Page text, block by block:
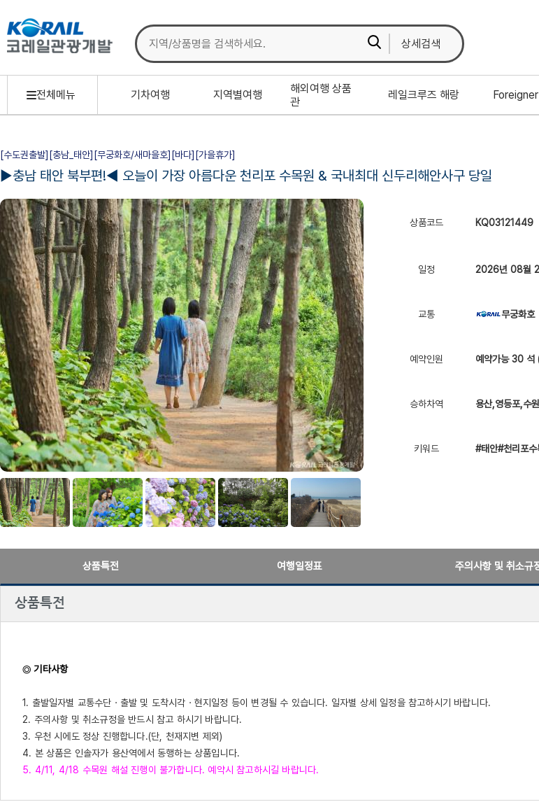
상세검색
전체메뉴 기차여행 지역별여행
해외여행 상품
관
레일크루즈 해랑
[수도권출발][충남_태안][무궁화호/새마을호][바다][가을휴가]
▶충남 태안 북부편!◀ 오늘이 가장 아름다운 천리포 수목원 & 국내최대 신두리해안사구 당일
상품코드 KQ03121449
일정 2026년 08월
교통 무궁화호
예약인원 예약가능 30 석
승하차역 용산,영등포,수
키워드 #태안#천리포
상품특전 여행일정표 주의사항 및 취소규
상품특전
◎ 기타사항
1. 출발일자별 교통수단ㆍ출발 및 도착시각ㆍ현지일정 등이 변경될 수 있습니다. 일자별 상세 일정을 참고하시기 바랍니다.
2. 주의사항 및 취소규정을 반드시 참고 하시기 바랍니다.
3. 우천 시에도 정상 진행합니다.(단, 천재지변 제외)
4. 본 상품은 인솔자가 용산역에서 동행하는 상품입니다.
5. 4/11, 4/18 수목원 해설 진행이 불가합니다. 예약시 참고하시길 바랍니다.